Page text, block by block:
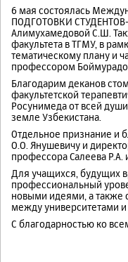
6 мая состоялась
ПОДГОТОВКИ СТУДЕНТОВ-
Алимухамедовой С.Ш.
факультета в ТГМУ, в
тематическому плану и
профессором
Благодарим деканов
факультетской
Росунимеда от всей
земле Узбекистана.
Отдельное признание и
О.О. Янушевичу и
профессора Салеева
Для учащихся, будущих
профессиональный
новыми идеями, а также
между университетами
С благодарностью ко